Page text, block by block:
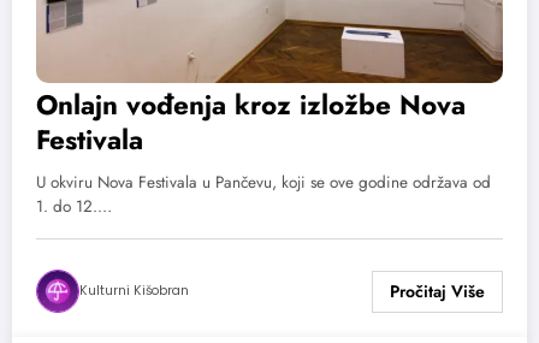
Onlajn vođenja kroz izložbe Nova
Festivala
U okviru Nova Festivala u Pančevu, koji se ove godine održava od
1. do 12.…
Kulturni Kišobran